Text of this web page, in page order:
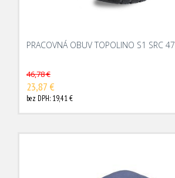
PRACOVNÁ OBUV TOPOLINO S1 SRC 47
46,78 €
23,87 €
bez DPH: 19,41 €